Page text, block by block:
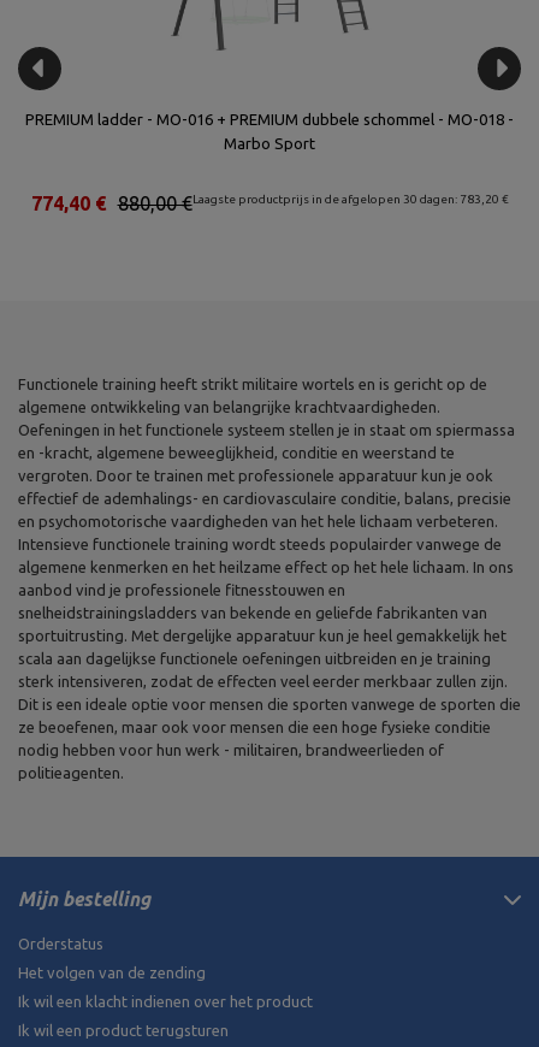
PREMIUM ladder - MO-016 + PREMIUM dubbele schommel - MO-018 -
Marbo Sport
Laagste productprijs in de afgelopen 30 dagen: 783,20 €
880,00 €
774,40 €
Functionele training heeft strikt militaire wortels en is gericht op de
algemene ontwikkeling van belangrijke krachtvaardigheden.
Oefeningen in het functionele systeem stellen je in staat om spiermassa
en -kracht, algemene beweeglijkheid, conditie en weerstand te
vergroten. Door te trainen met professionele apparatuur kun je ook
effectief de ademhalings- en cardiovasculaire conditie, balans, precisie
en psychomotorische vaardigheden van het hele lichaam verbeteren.
Intensieve functionele training wordt steeds populairder vanwege de
algemene kenmerken en het heilzame effect op het hele lichaam. In ons
aanbod vind je professionele fitnesstouwen en
snelheidstrainingsladders van bekende en geliefde fabrikanten van
sportuitrusting. Met dergelijke apparatuur kun je heel gemakkelijk het
scala aan dagelijkse functionele oefeningen uitbreiden en je training
sterk intensiveren, zodat de effecten veel eerder merkbaar zullen zijn.
Dit is een ideale optie voor mensen die sporten vanwege de sporten die
ze beoefenen, maar ook voor mensen die een hoge fysieke conditie
nodig hebben voor hun werk - militairen, brandweerlieden of
politieagenten.
Mijn bestelling
Orderstatus
Het volgen van de zending
Ik wil een klacht indienen over het product
Ik wil een product terugsturen